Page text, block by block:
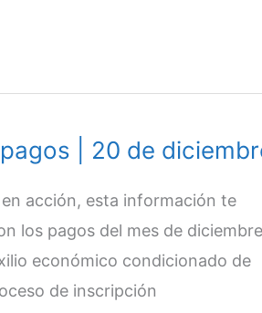
| 20 de
acción, esta información te
los pagos del mes de
económico condicionado de
de inscripción